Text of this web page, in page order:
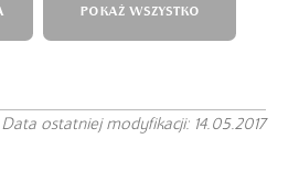
POKAŻ WSZYSTKO
Data ostatniej modyfikacji: 14.05.2017